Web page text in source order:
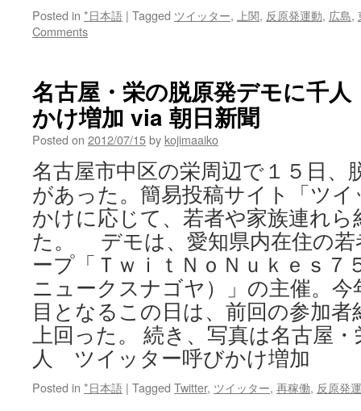
Posted in *日本語 | Tagged ツイッター, 上関, 反原発運動, 広島,
Comments
名古屋・栄の脱原発デモに千
かけ増加 via 朝日新聞
Posted on 2012/07/15by kojimaaiko
名古屋市中区の栄周辺で１５日、
があった。簡易投稿サイト「ツ
かけに応じて、若者や家族連れ
た。 デモは、愛知県内在住の若
ープ「ＴｗｉｔＮｏＮｕｋｅｓ７
ニュークスナゴヤ）」の主催。
目となるこの日は、前回の参加
上回った。 続き、写真は名古屋
人 ツイッター呼びかけ増加
Posted in *日本語 | Tagged Twitter, ツイッター, 再稼働, 反原発